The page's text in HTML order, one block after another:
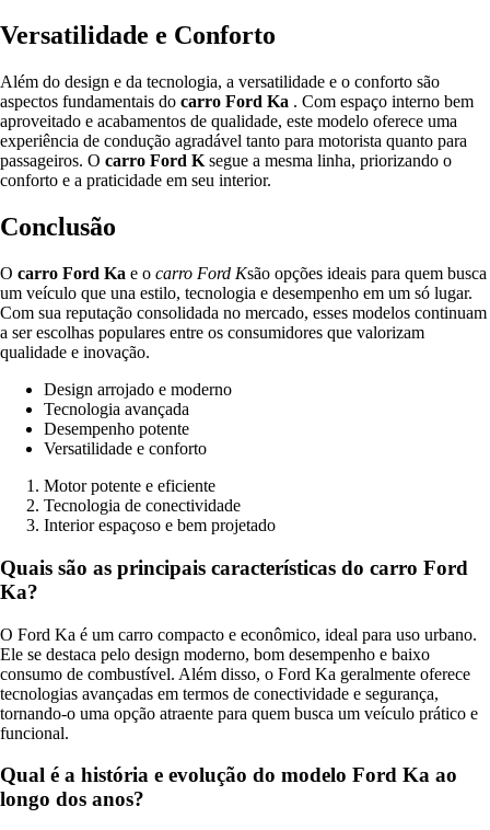
Versatilidade e Conforto
Além do design e da tecnologia, a versatilidade e o conforto são
aspectos fundamentais do carro Ford Ka . Com espaço interno bem
aproveitado e acabamentos de qualidade, este modelo oferece uma
experiência de condução agradável tanto para motorista quanto para
passageiros. O carro Ford K segue a mesma linha, priorizando o
conforto e a praticidade em seu interior.
Conclusão
O carro Ford Ka e o carro Ford Ksão opções ideais para quem busca
um veículo que una estilo, tecnologia e desempenho em um só lugar.
Com sua reputação consolidada no mercado, esses modelos continuam
a ser escolhas populares entre os consumidores que valorizam
qualidade e inovação.
Design arrojado e moderno
Tecnologia avançada
Desempenho potente
Versatilidade e conforto
Motor potente e eficiente
Tecnologia de conectividade
Interior espaçoso e bem projetado
Quais são as principais características do carro Ford
Ka?
O Ford Ka é um carro compacto e econômico, ideal para uso urbano.
Ele se destaca pelo design moderno, bom desempenho e baixo
consumo de combustível. Além disso, o Ford Ka geralmente oferece
tecnologias avançadas em termos de conectividade e segurança,
tornando-o uma opção atraente para quem busca um veículo prático e
funcional.
Qual é a história e evolução do modelo Ford Ka ao
longo dos anos?